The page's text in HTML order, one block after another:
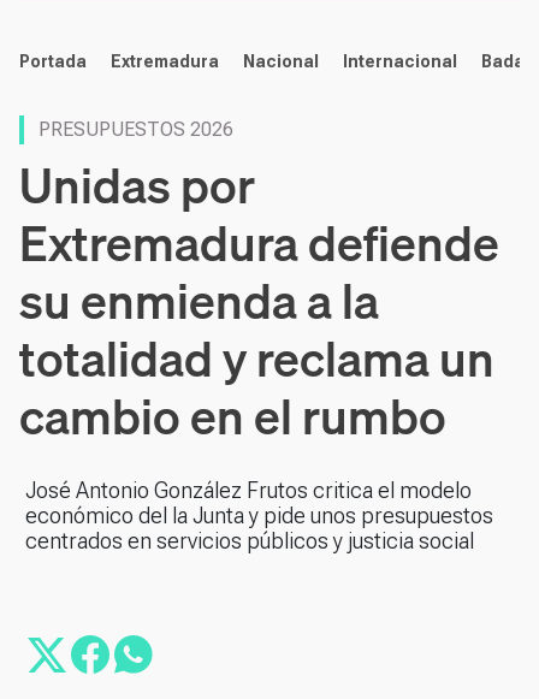
noticias
Portada Extremadura Nacional Internacional
PRESUPUESTOS 2026
Unidas por
Extremadura defiende
su enmienda a la
totalidad y reclama un
cambio en el rumbo
José Antonio González Frutos critica el modelo
económico del la Junta y pide unos presupuestos
centrados en servicios públicos y justicia social